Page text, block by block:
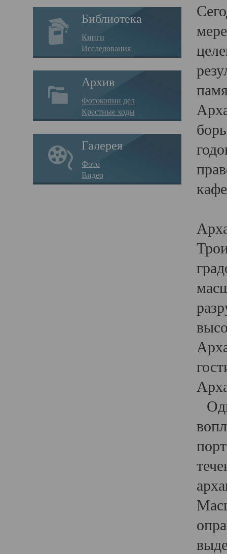
Библиотека
Книги
Исследования
Архив
Фотокопии дел
Крестные ходы
Галерея
Фото
Видео